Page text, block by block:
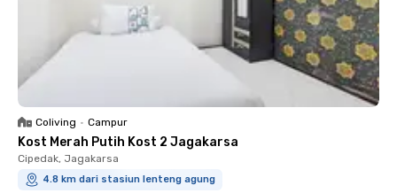
Coliving • Campur
Kost Merah Putih Kost 2 Jagakarsa
Cipedak, Jagakarsa
4.8 km dari stasiun lenteng agung